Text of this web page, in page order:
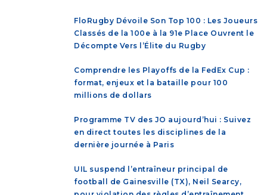
FloRugby Dévoile Son Top 100 : Les Joueurs
Classés de la 100e à la 91e Place Ouvrent le
Décompte Vers l’Élite du Rugby
Comprendre les Playoffs de la FedEx Cup :
format, enjeux et la bataille pour 100
millions de dollars
Programme TV des JO aujourd’hui : Suivez
en direct toutes les disciplines de la
dernière journée à Paris
UIL suspend l’entraîneur principal de
football de Gainesville (TX), Neil Searcy,